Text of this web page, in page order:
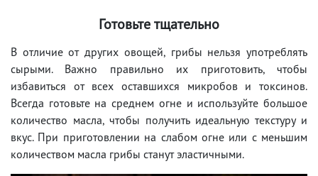
Готовьте тщательно
В отличие от других овощей, грибы нельзя употреблять
сырыми. Важно правильно их приготовить, чтобы
избавиться от всех оставшихся микробов и токсинов.
Всегда готовьте на среднем огне и используйте большое
количество масла, чтобы получить идеальную текстуру и
вкус. При приготовлении на слабом огне или с меньшим
количеством масла грибы станут эластичными.